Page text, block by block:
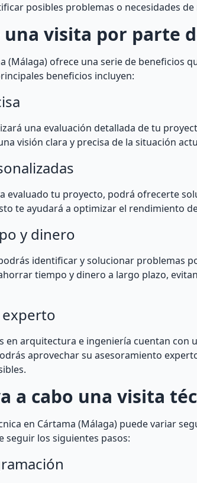
posibles problemas o necesidades
una visita por parte
(Málaga) ofrece una serie de beneficios
beneficios incluyen:
una evaluación detallada de tu
visión clara y precisa de la situación
evaluado tu proyecto, podrá ofrecerte
te ayudará a optimizar el rendimiento
y dinero
identificar y solucionar problemas
tiempo y dinero a largo plazo,
en arquitectura e ingeniería cuentan con
aprovechar su asesoramiento
a cabo una visita
en Cártama (Málaga) puede variar
seguir los siguientes pasos: